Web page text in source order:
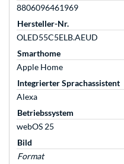
8806096461969
Hersteller-Nr.
OLED55C5ELB.AEUD
Smarthome
Apple Home
Integrierter Sprachassistent
Alexa
Betriebssystem
webOS 25
Bild
Format